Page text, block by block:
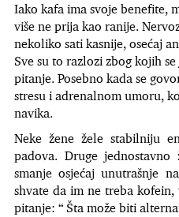
Iako kafa ima svoje benefite,
više ne prija kao ranije.
nekoliko sati kasnije, osećaj
Sve su to razlozi zbog kojih
pitanje. Posebno kada se
stresu i adrenalnom umoru,
navika.
Neke žene žele stabilniju
padova. Druge
smanje osjećaj unutrašnje
shvate da im ne treba
pitanje: “ Šta može biti